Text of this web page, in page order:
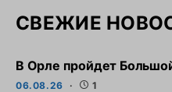
СВЕЖИЕ
В Орле пройдет
06.08.26 1